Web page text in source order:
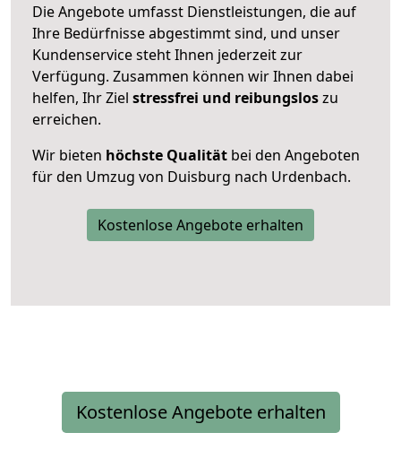
Die Angebote umfasst Dienstleistungen, die auf
Ihre Bedürfnisse abgestimmt sind, und unser
Kundenservice steht Ihnen jederzeit zur
Verfügung. Zusammen können wir Ihnen dabei
helfen, Ihr Ziel stressfrei und reibungsloszu
erreichen.
Wir bieten höchste Qualität bei den Angeboten
für den Umzug von Duisburg nach Urdenbach.
Kostenlose Angebote erhalten
Kostenlose Angebote erhalten